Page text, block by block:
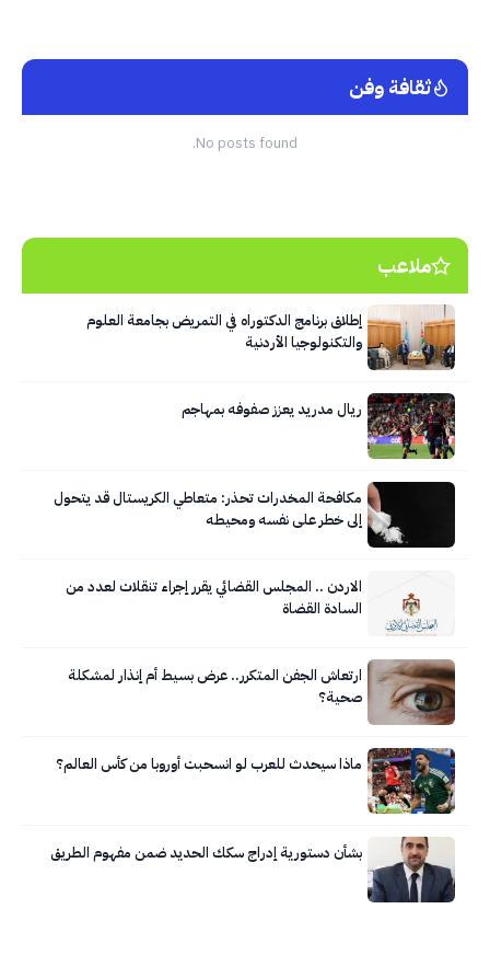
ثقافة وفن
No posts found.
ملاعب
إطلاق برنامج الدكتوراه في التمريض بجامعة العلوم
والتكنولوجيا الأردنية
ريال مدريد يعزز صفوفه بمهاجم
مكافحة المخدرات تحذر: متعاطي الكريستال قد يتحول
إلى خطر على نفسه ومحيطه
الاردن .. المجلس القضائي يقرر إجراء تنقلات لعدد من
السادة القضاة
ارتعاش الجفن المتكرر.. عرض بسيط أم إنذار لمشكلة
صحية؟
ماذا سيحدث للعرب لو انسحبت أوروبا من كأس العالم؟
بشأن دستورية إدراج سكك الحديد ضمن مفهوم الطريق